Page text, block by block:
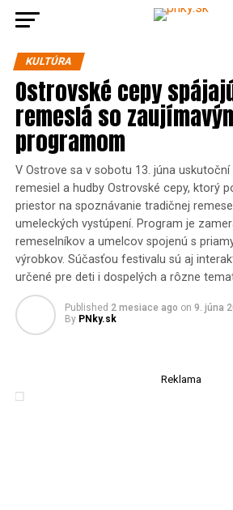
KULTÚRA
Ostrovské cepy
remeslá so
programom
V Ostrove sa v sobotu 13. júna
remesiel a hudby Ostrovské cepy, ktorý
priestor na spoznávanie tradičnej
umeleckých vystúpení. Program je
remeselníkov a umelcov spojenú s
výrobkov. Súčasťou festivalu sú aj
určené pre deti i dospelých a rôzne
Published 2 mesiace ago on 9. júna
By PNky.sk
Reklama